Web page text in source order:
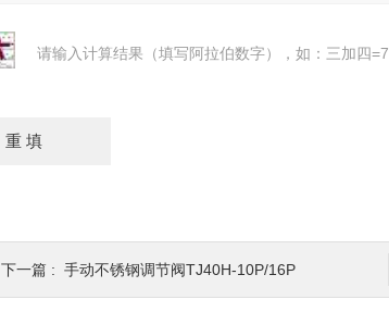
请输入计算结果（填写阿拉伯数字），如：三加四=7
下一篇 : 手动不锈钢调节阀TJ40H-10P/16P